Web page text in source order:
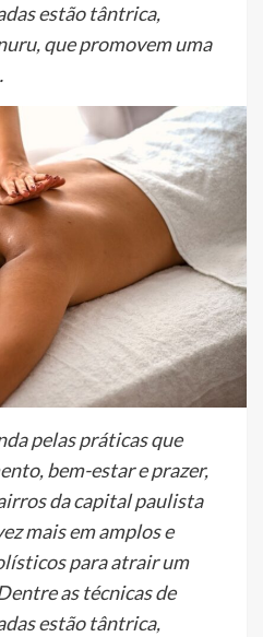
estão tântrica,
que promovem uma
pelas práticas que
bem-estar e prazer,
da capital paulista
mais em amplos e
para atrair um
as técnicas de
estão tântrica,